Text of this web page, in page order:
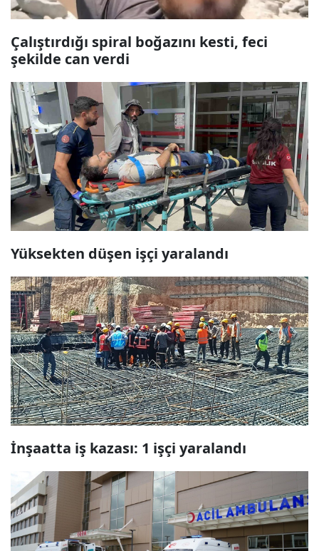
Çalıştırdığı spiral boğazını kesti, feci
şekilde can verdi
Yüksekten düşen işçi yaralandı
İnşaatta iş kazası: 1 işçi yaralandı